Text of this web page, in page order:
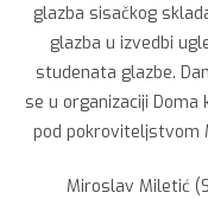
glazba sisačkog
glazba u izvedbi
studenata glazbe.
se u organizaciji Doma
pod pokroviteljstvom
Miroslav Miletić